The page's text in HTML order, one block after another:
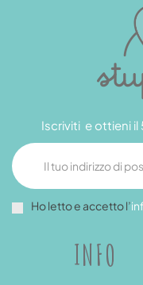
INFO
Iscriviti e ottieni
Ho letto e accetto l’